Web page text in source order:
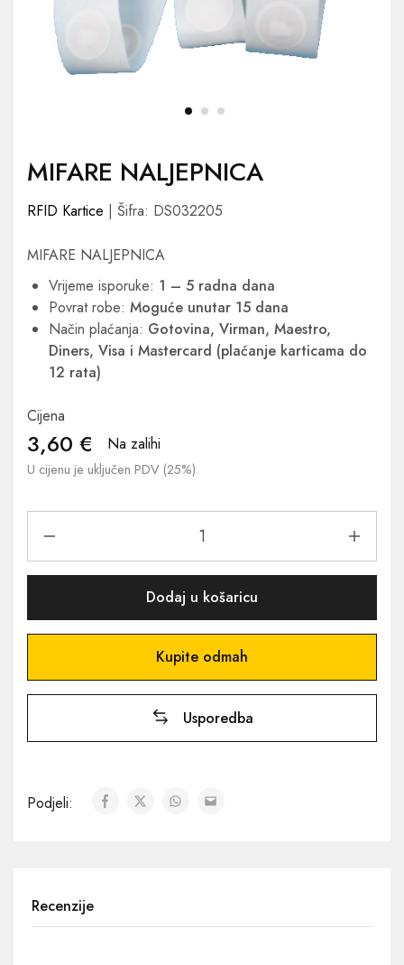
MIFARE NALJEPNICA
RFID Kartice | Šifra: DS032205
MIFARE NALJEPNICA
Vrijeme isporuke: 1 – 5 radna dana
Povrat robe: Moguće unutar 15 dana
Način plaćanja: Gotovina, Virman, Maestro,
Diners, Visa i Mastercard (plaćanje karticama do
12 rata)
Cijena
3,60 € Na zalihi
U cijenu je uključen PDV (25%).
Dodaj u košaricu
Kupite odmah
Usporedba
Podjeli:
Recenzije